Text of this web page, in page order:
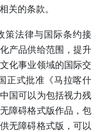
关的条款。
法律与国际条约接
产品供给范围，提升
化事业领域的国际交
正式批准《马拉喀什
国可以为包括视力残
障碍格式版作品，包
无障碍格式版，可以